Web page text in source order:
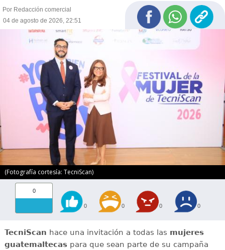
Por Redacción comercial
04 de agosto de 2026, 22:51
(Fotografía cortesía: TecniScan)
0
0 0 0 0
TecniScan hace una invitación a todas las mujeres
guatemaltecaspara que sean parte de su campaña